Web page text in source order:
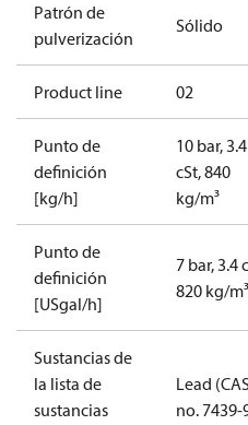
Patrón de
pulverización
Sólido
Product line 02
Punto de
definición
[kg/h]
10 bar, 3.4
cSt, 840
kg/m³
Punto de
definición
[USgal/h]
7 bar, 3.4
820 kg/m³
Sustancias de
la lista de
sustancias
Lead
no. 7439-